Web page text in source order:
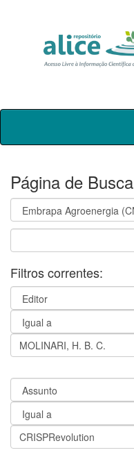
Skip
Página de Busca
Filtros correntes: